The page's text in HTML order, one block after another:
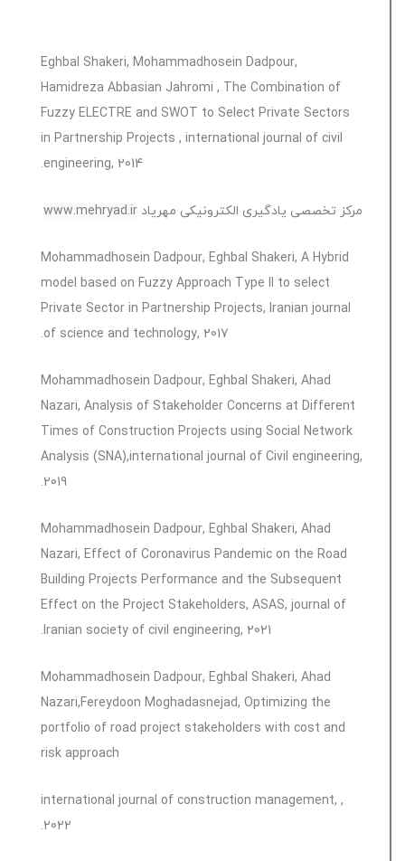
Eghbal Shakeri, Mohammadhosein Dadpour,
Hamidreza Abbasian Jahromi , The Combination of
Fuzzy ELECTRE and SWOT to Select Private Sectors
in Partnership Projects , international journal of civil
engineering, 2014.
مرکز تخصصی یادگیری الکترونیکی مهریاد www.mehryad.ir
Mohammadhosein Dadpour, Eghbal Shakeri, A Hybrid
model based on Fuzzy Approach Type II to select
Private Sector in Partnership Projects, Iranian journal
of science and technology, 2017.
Mohammadhosein Dadpour, Eghbal Shakeri, Ahad
Nazari, Analysis of Stakeholder Concerns at Different
Times of Construction Projects using Social Network
Analysis (SNA),international journal of Civil engineering,
2019.
Mohammadhosein Dadpour, Eghbal Shakeri, Ahad
Nazari, Effect of Coronavirus Pandemic on the Road
Building Projects Performance and the Subsequent
Effect on the Project Stakeholders, ASAS, journal of
Iranian society of civil engineering, 2021.
Mohammadhosein Dadpour, Eghbal Shakeri, Ahad
Nazari,Fereydoon Moghadasnejad, Optimizing the
portfolio of road project stakeholders with cost and
risk approach
, international journal of construction management,
2022.